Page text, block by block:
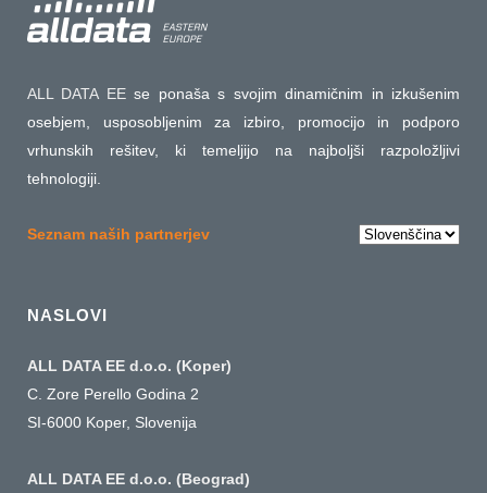
ALL DATA EEse ponaša s svojim dinamičnim in izkušenim
osebjem, usposobljenim za izbiro, promocijo in podporo
vrhunskih rešitev, ki temeljijo na najboljši razpoložljivi
tehnologiji.
Seznam naših partnerjev
Choose
NASLOVI
ALL DATA EE d.o.o. (Koper)
C. Zore Perello Godina 2
SI-6000 Koper, Slovenija
ALL DATA EE d.o.o. (Beograd)